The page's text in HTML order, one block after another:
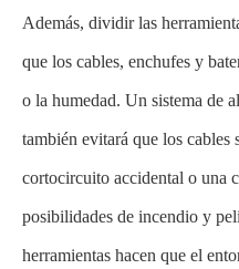
Además, dividir las
que los cables, enchufes y
o la humedad. Un sistema de
también evitará que los cables
cortocircuito accidental o una
posibilidades de incendio y
herramientas hacen que el